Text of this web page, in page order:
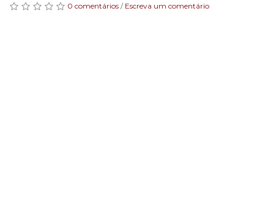
0 comentários / Escreva um comentário